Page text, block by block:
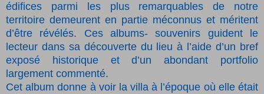
édifices parmi les plus remarquables de notre
territoire demeurent en partie méconnus et méritent
d’être révélés. Ces albums- souvenirs guident le
lecteur dans sa découverte du lieu à l’aide d’un bref
exposé historique et d’un abondant portfolio
largement commenté.
Cet album donne à voir la villa à l’époque où elle était